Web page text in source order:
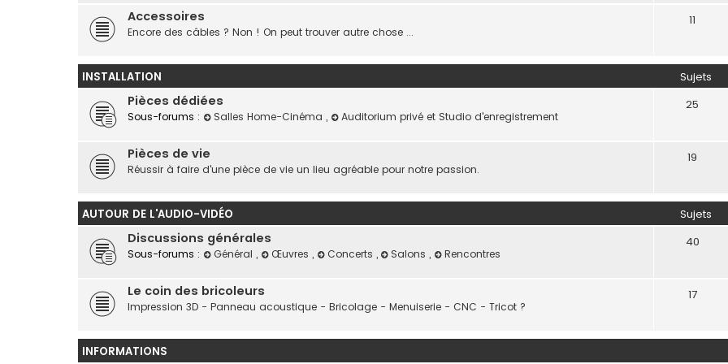
Accessoires
Encore des câbles ? Non ! On peut trouver autre chose ...
11
INSTALLATION Sujets
Pièces dédiées
Sous-forums : Salles Home-Cinéma , Auditorium privé et Studio d'enregistrement
25
Pièces de vie
Réussir à faire d'une pièce de vie un lieu agréable pour notre passion.
19
AUTOUR DE L'AUDIO-VIDÉO Sujets
Discussions générales
Sous-forums : Général , Œuvres , Concerts , Salons, Rencontres
40
Le coin des bricoleurs
Impression 3D - Panneau acoustique - Bricolage - Menuiserie - CNC - Tricot ?
17
INFORMATIONS